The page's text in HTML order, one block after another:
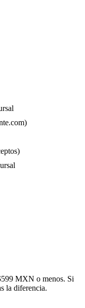
MXN o menos. Si
la diferencia.